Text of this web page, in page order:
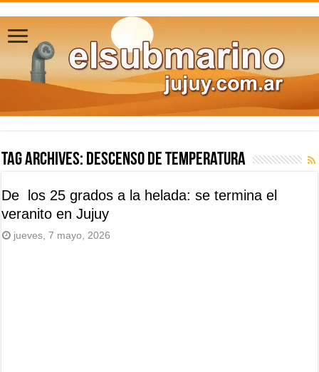
Tag Archives: Descenso de temperatura
De los 25 grados a la helada: se termina el
veranito en Jujuy
jueves, 7 mayo, 2026